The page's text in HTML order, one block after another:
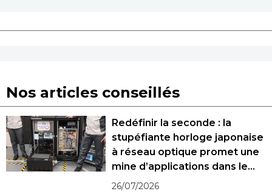
Nos articles conseillés
Redéfinir la seconde : la
stupéfiante horloge japonaise
à réseau optique promet une
mine d’applications dans le
monde réel
26/07/2026